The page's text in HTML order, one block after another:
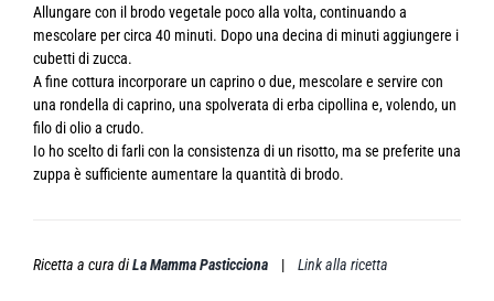
Allungare con il brodo vegetale poco alla volta, continuando a
mescolare per circa 40 minuti. Dopo una decina di minuti aggiungere i
cubetti di zucca.
A fine cottura incorporare un caprino o due, mescolare e servire con
una rondella di caprino, una spolverata di erba cipollina e, volendo, un
filo di olio a crudo.
Io ho scelto di farli con la consistenza di un risotto, ma se preferite una
zuppa è sufficiente aumentare la quantità di brodo.
Ricetta a cura diLa Mamma Pasticciona| Link alla ricetta